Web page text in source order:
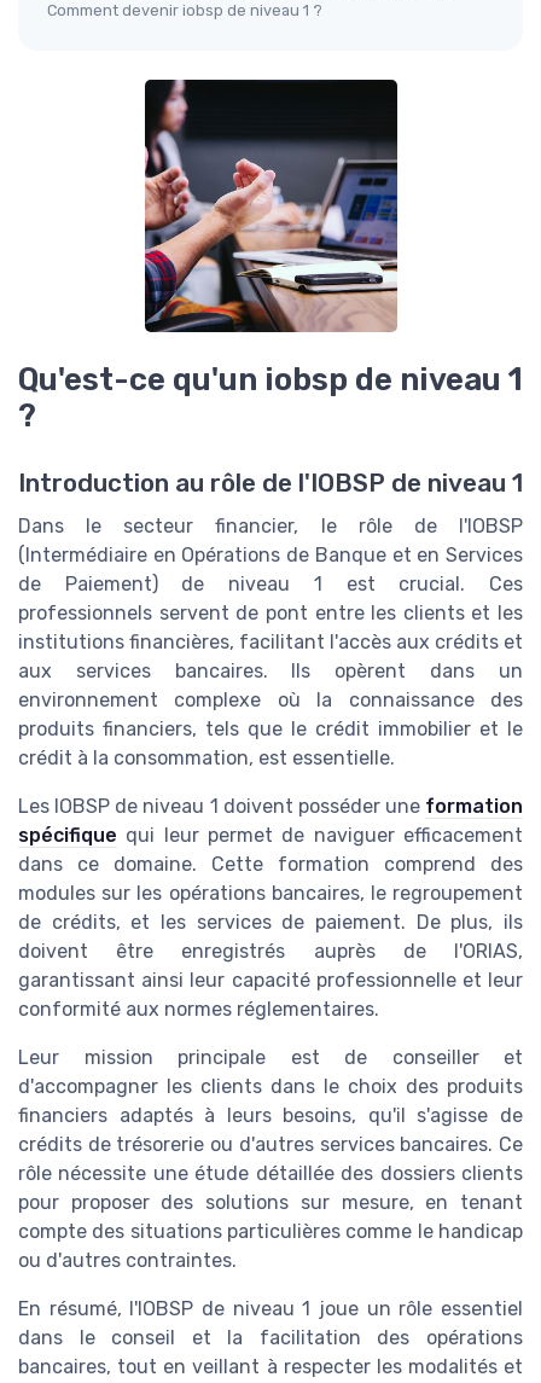
Comment devenir iobsp de niveau 1 ?
Qu'est-ce qu'un iobsp de niveau 1
?
Introduction au rôle de l'IOBSP de niveau 1
Dans le secteur financier, le rôle de l'IOBSP
(Intermédiaire en Opérations de Banque et en Services
de Paiement) de niveau 1 est crucial. Ces
professionnels servent de pont entre les clients et les
institutions financières, facilitant l'accès aux crédits et
aux services bancaires. Ils opèrent dans un
environnement complexe où la connaissance des
produits financiers, tels que le crédit immobilier et le
crédit à la consommation, est essentielle.
Les IOBSP de niveau 1 doivent posséder une formation
spécifique qui leur permet de naviguer efficacement
dans ce domaine. Cette formation comprend des
modules sur les opérations bancaires, le regroupement
de crédits, et les services de paiement. De plus, ils
doivent être enregistrés auprès de l'ORIAS,
garantissant ainsi leur capacité professionnelle et leur
conformité aux normes réglementaires.
Leur mission principale est de conseiller et
d'accompagner les clients dans le choix des produits
financiers adaptés à leurs besoins, qu'il s'agisse de
crédits de trésorerie ou d'autres services bancaires. Ce
rôle nécessite une étude détaillée des dossiers clients
pour proposer des solutions sur mesure, en tenant
compte des situations particulières comme le handicap
ou d'autres contraintes.
En résumé, l'IOBSP de niveau 1 joue un rôle essentiel
dans le conseil et la facilitation des opérations
bancaires, tout en veillant à respecter les modalités et